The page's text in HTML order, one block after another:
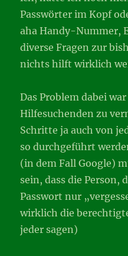
Passwörter im Kopf
aha Handy-Nummer,
diverse Fragen zur
nichts hilft wirklich
Das Problem dabei
Hilfesuchenden zu
Schritte ja auch von
so durchgeführt
(in dem Fall Google)
sein, dass die Person,
Passwort nur
wirklich die
jeder sagen)